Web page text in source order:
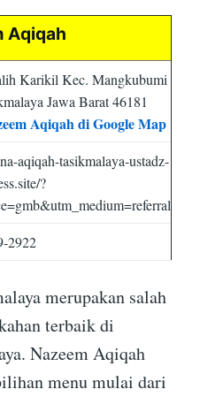
Aqiqah
Karikil Kec. Mangkubumi
Jawa Barat 46181
Aqiqah di Google Map
aqiqah-tasikmalaya-ustadz-
?
2922
merupakan salah
terbaik di
Nazeem Aqiqah
menu mulai dari